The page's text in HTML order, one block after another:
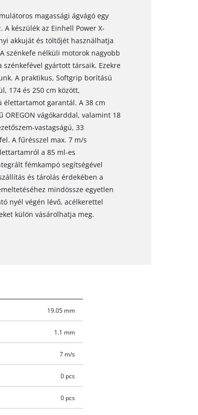
magassági ágvágó egy
készülék az Einhell Power X-
akkuját és töltőjét használhatja
szénkefe nélküli motorok nagyobb
gyártott társaik. Ezekre
A praktikus, Softgrip borítású
174 és 250 cm között,
garantál. A 38 cm
OREGON vágókarddal, valamint 18
vastagságú, 33
A fűrésszel max. 7 m/s
a 85 ml-es
fémkampó segítségével
és tárolás érdekében a
mindössze egyetlen
nyél végén lévő, acélkerettel
külön vásárolhatja meg.
19.05 mm
1.1 mm
7 m/s
0 pcs
0 pcs